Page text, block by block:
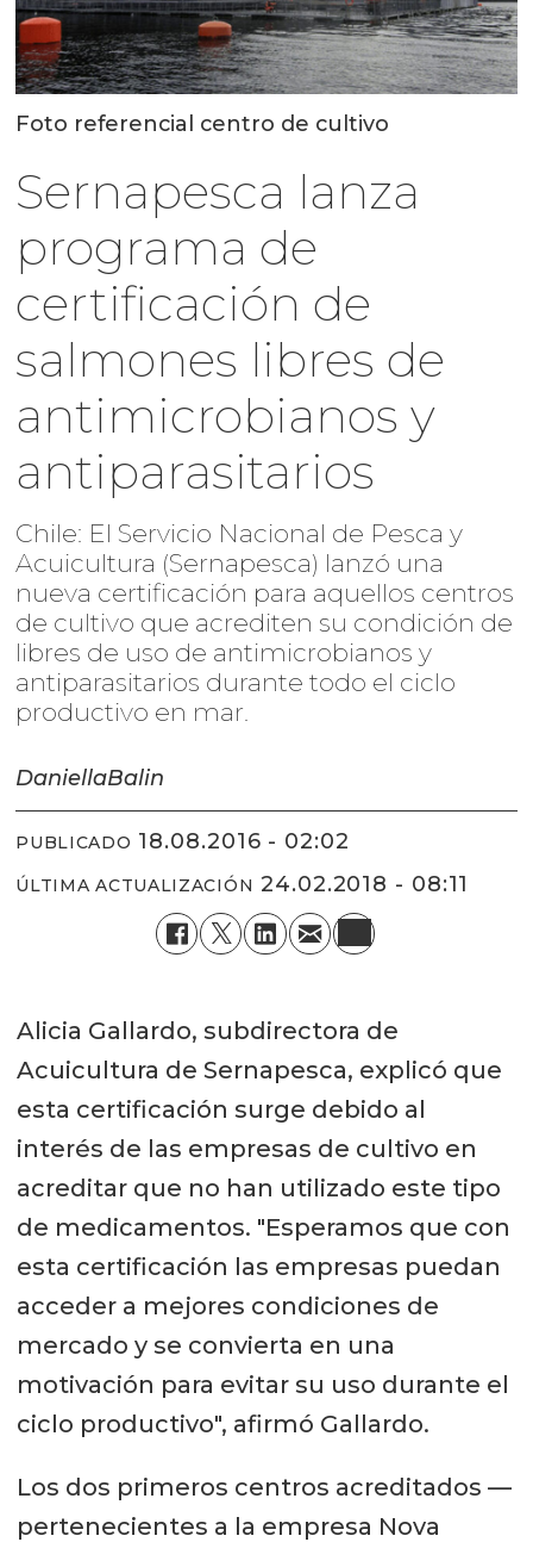
Foto referencial centro de cultivo
Sernapesca lanza
programa de
certificación de
salmones libres de
antimicrobianos y
antiparasitarios
Chile: El Servicio Nacional de Pesca y
Acuicultura (Sernapesca) lanzó una
nueva certificación para aquellos centros
de cultivo que acrediten su condición de
libres de uso de antimicrobianos y
antiparasitarios durante todo el ciclo
productivo en mar.
DaniellaBalin
PUBLICADO 18.08.2016 - 02:02
ÚLTIMA ACTUALIZACIÓN 24.02.2018 - 08:11
Alicia Gallardo, subdirectora de
Acuicultura de Sernapesca, explicó que
esta certificación surge debido al
interés de las empresas de cultivo en
acreditar que no han utilizado este tipo
de medicamentos. "Esperamos que con
esta certificación las empresas puedan
acceder a mejores condiciones de
mercado y se convierta en una
motivación para evitar su uso durante el
ciclo productivo", afirmó Gallardo.
Los dos primeros centros acreditados —
pertenecientes a la empresa Nova